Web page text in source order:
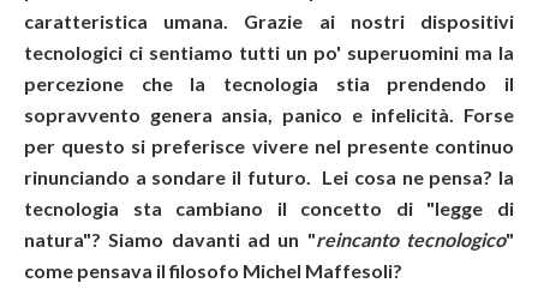
caratteristica umana. Grazie ai nostri dispositivi
tecnologici ci sentiamo tutti un po' superuomini ma la
percezione che la tecnologia stia prendendo il
sopravvento genera ansia, panico e infelicità. Forse
per questo si preferisce vivere nel presente continuo
rinunciando a sondare il futuro. Lei cosa ne pensa? la
tecnologia sta cambiano il concetto di "legge di
natura"? Siamo davanti ad un "reincanto tecnologico"
come pensava il filosofo Michel Maffesoli?